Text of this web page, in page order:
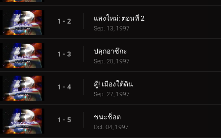
1 - 2 แสงใหม่: ตอนที่ 2
Sep. 13, 1997
1 - 3 ปลุกอาซึกะ
Sep. 20, 1997
1 - 4 สู้! เมืองใต้ดิน
Sep. 27, 1997
1 - 5 ชนะช็อต
Oct. 04, 1997